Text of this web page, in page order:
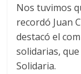
Nos tuvimos
recordó Juan
destacó el
solidarias,
Solidaria.